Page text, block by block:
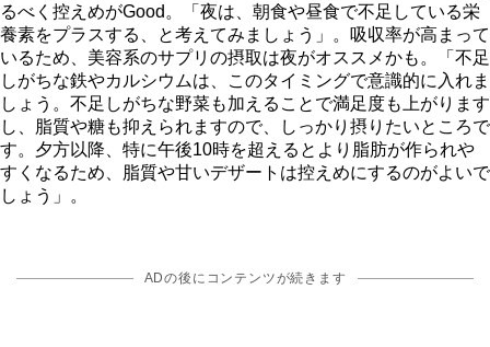
るべく控えめがGood。「夜は、朝食や昼食で不足している栄
養素をプラスする、と考えてみましょう」。吸収率が高まって
いるため、美容系のサプリの摂取は夜がオススメかも。「不足
しがちな鉄やカルシウムは、このタイミングで意識的に入れま
しょう。不足しがちな野菜も加えることで満足度も上がります
し、脂質や糖も抑えられますので、しっかり摂りたいところで
す。夕方以降、特に午後10時を超えるとより脂肪が作られ
すくなるため、脂質や甘いデザートは控えめにするのがよいで
しょう」。
ADの後にコンテンツが続きます